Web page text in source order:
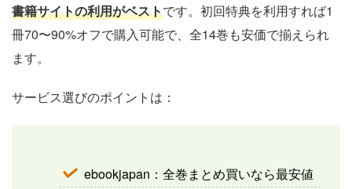
書籍サイトの利用がベストです。初回特典を利用すれば1
冊70〜90%オフで購入可能で、全14巻も安価で揃えられ
ます。
サービス選びのポイントは：
ebookjapan：全巻まとめ買いなら最安値